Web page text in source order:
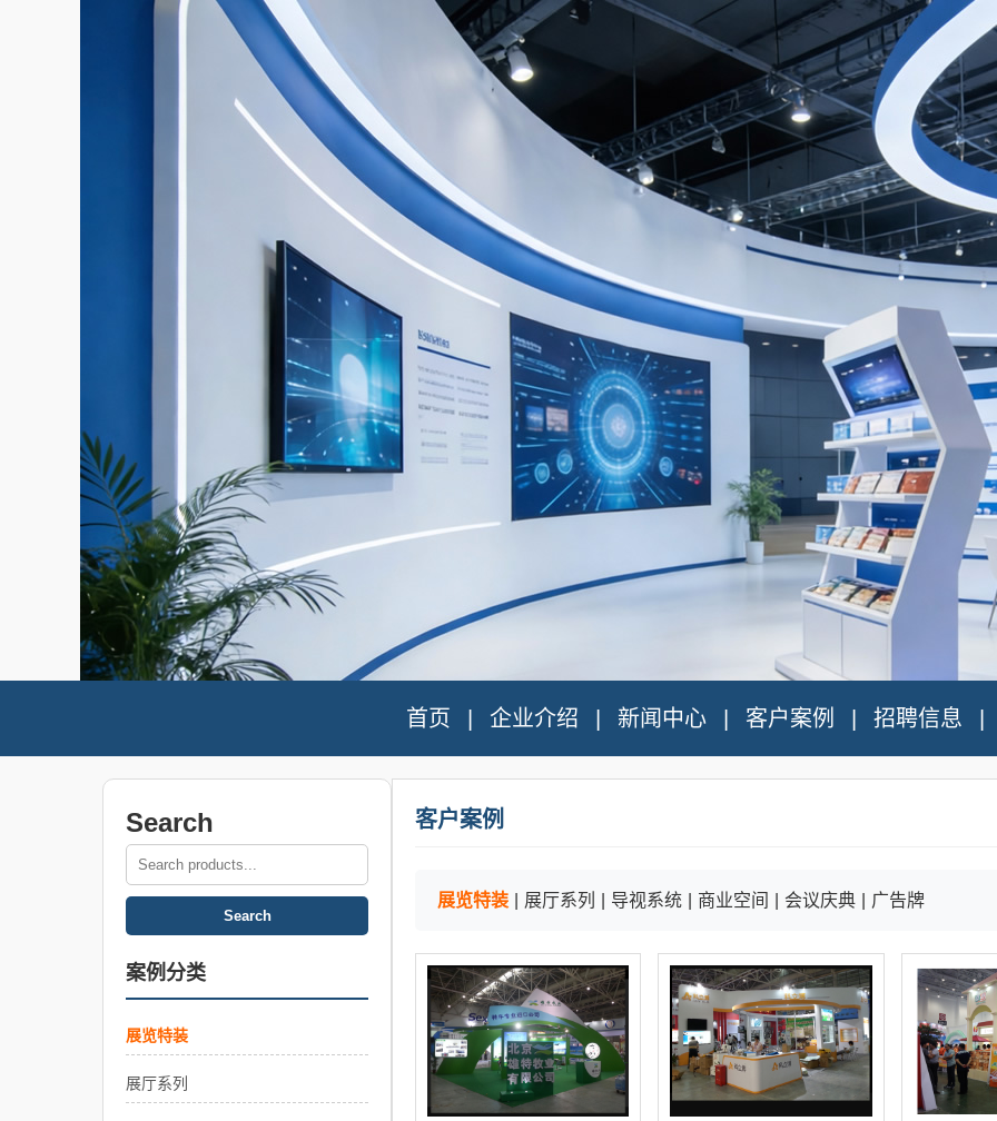
首页 企业介绍 新闻中心 客户案例 招聘信息
Search
案例分类
展览特装
展厅系列
客户案例
展览特装 展厅系列 导视系统 商业空间 会议庆典 广告牌